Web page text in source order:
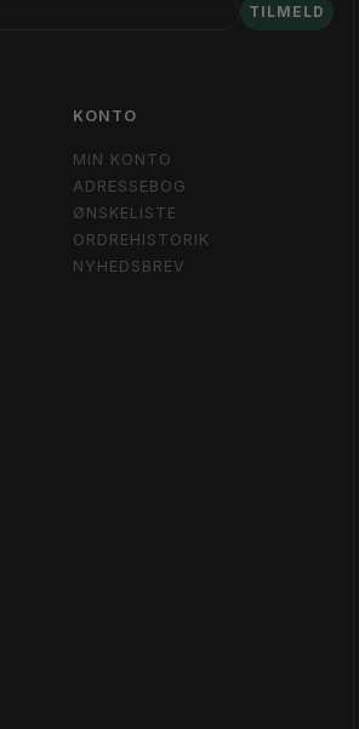
TILMELD
KONTO
MIN KONTO
ADRESSEBOG
ØNSKELISTE
ORDREHISTORIK
NYHEDSBREV